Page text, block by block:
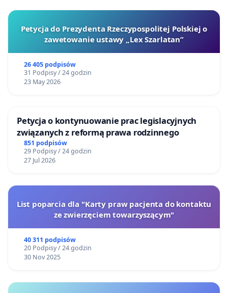
Petycja do Prezydenta Rzeczypospolitej Polskiej o
zawetowanie ustawy „Lex Szarlatan”
26 405 podpisów
31 Podpisy / 24 godzin
23 May 2026
Petycja o kontynuowanie prac legislacyjnych
związanych z reformą prawa rodzinnego
851 podpisów
29 Podpisy / 24 godzin
27 Jul 2026
List poparcia dla "Karty praw pacjenta do kontaktu
ze zwierzęciem towarzyszącym"
40 311 podpisów
20 Podpisy / 24 godzin
30 Nov 2025